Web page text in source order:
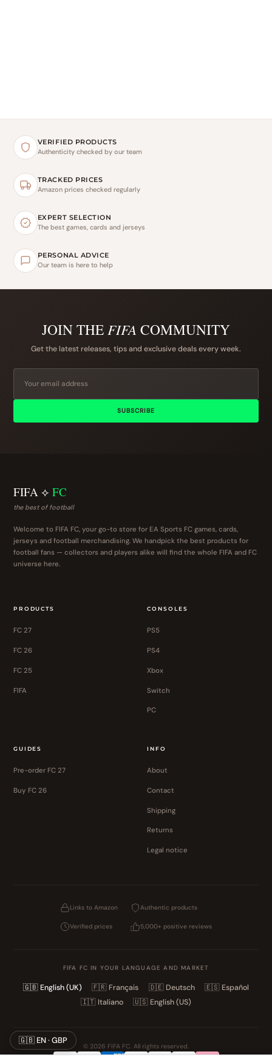
VERIFIED PRODUCTS
Authenticity checked by our team
TRACKED PRICES
Amazon prices checked regularly
EXPERT SELECTION
The best games, cards and jerseys
PERSONAL ADVICE
Our team is here to help
JOIN THE FIFA COMMUNITY
Get the latest releases, tips and exclusive deals every week.
SUBSCRIBE
FIFA ⟡ FC
the best of football
Welcome to FIFA FC, your go-to store for EA Sports FC games, cards,
jerseys and football merchandising. We handpick the best products for
football fans — collectors and players alike will find the whole FIFA and FC
universe here.
PRODUCTS
FC 27
FC 26
FC 25
FIFA
CONSOLES
PS5
PS4
Xbox
Switch
PC
GUIDES
Pre-order FC 27
Buy FC 26
INFO
About
Contact
Shipping
Returns
Legal notice
Links to Amazon Authentic products
Verified prices 5,000+ positive reviews
FIFA FC IN YOUR LANGUAGE AND MARKET
🇬🇧 English (UK) 🇫🇷 Français 🇩🇪 Deutsch 🇪🇸 Español
🇮🇹 Italiano 🇺🇸 English (US)
© 2026 FIFA FC. All rights reserved.
🇬🇧 EN · GBP